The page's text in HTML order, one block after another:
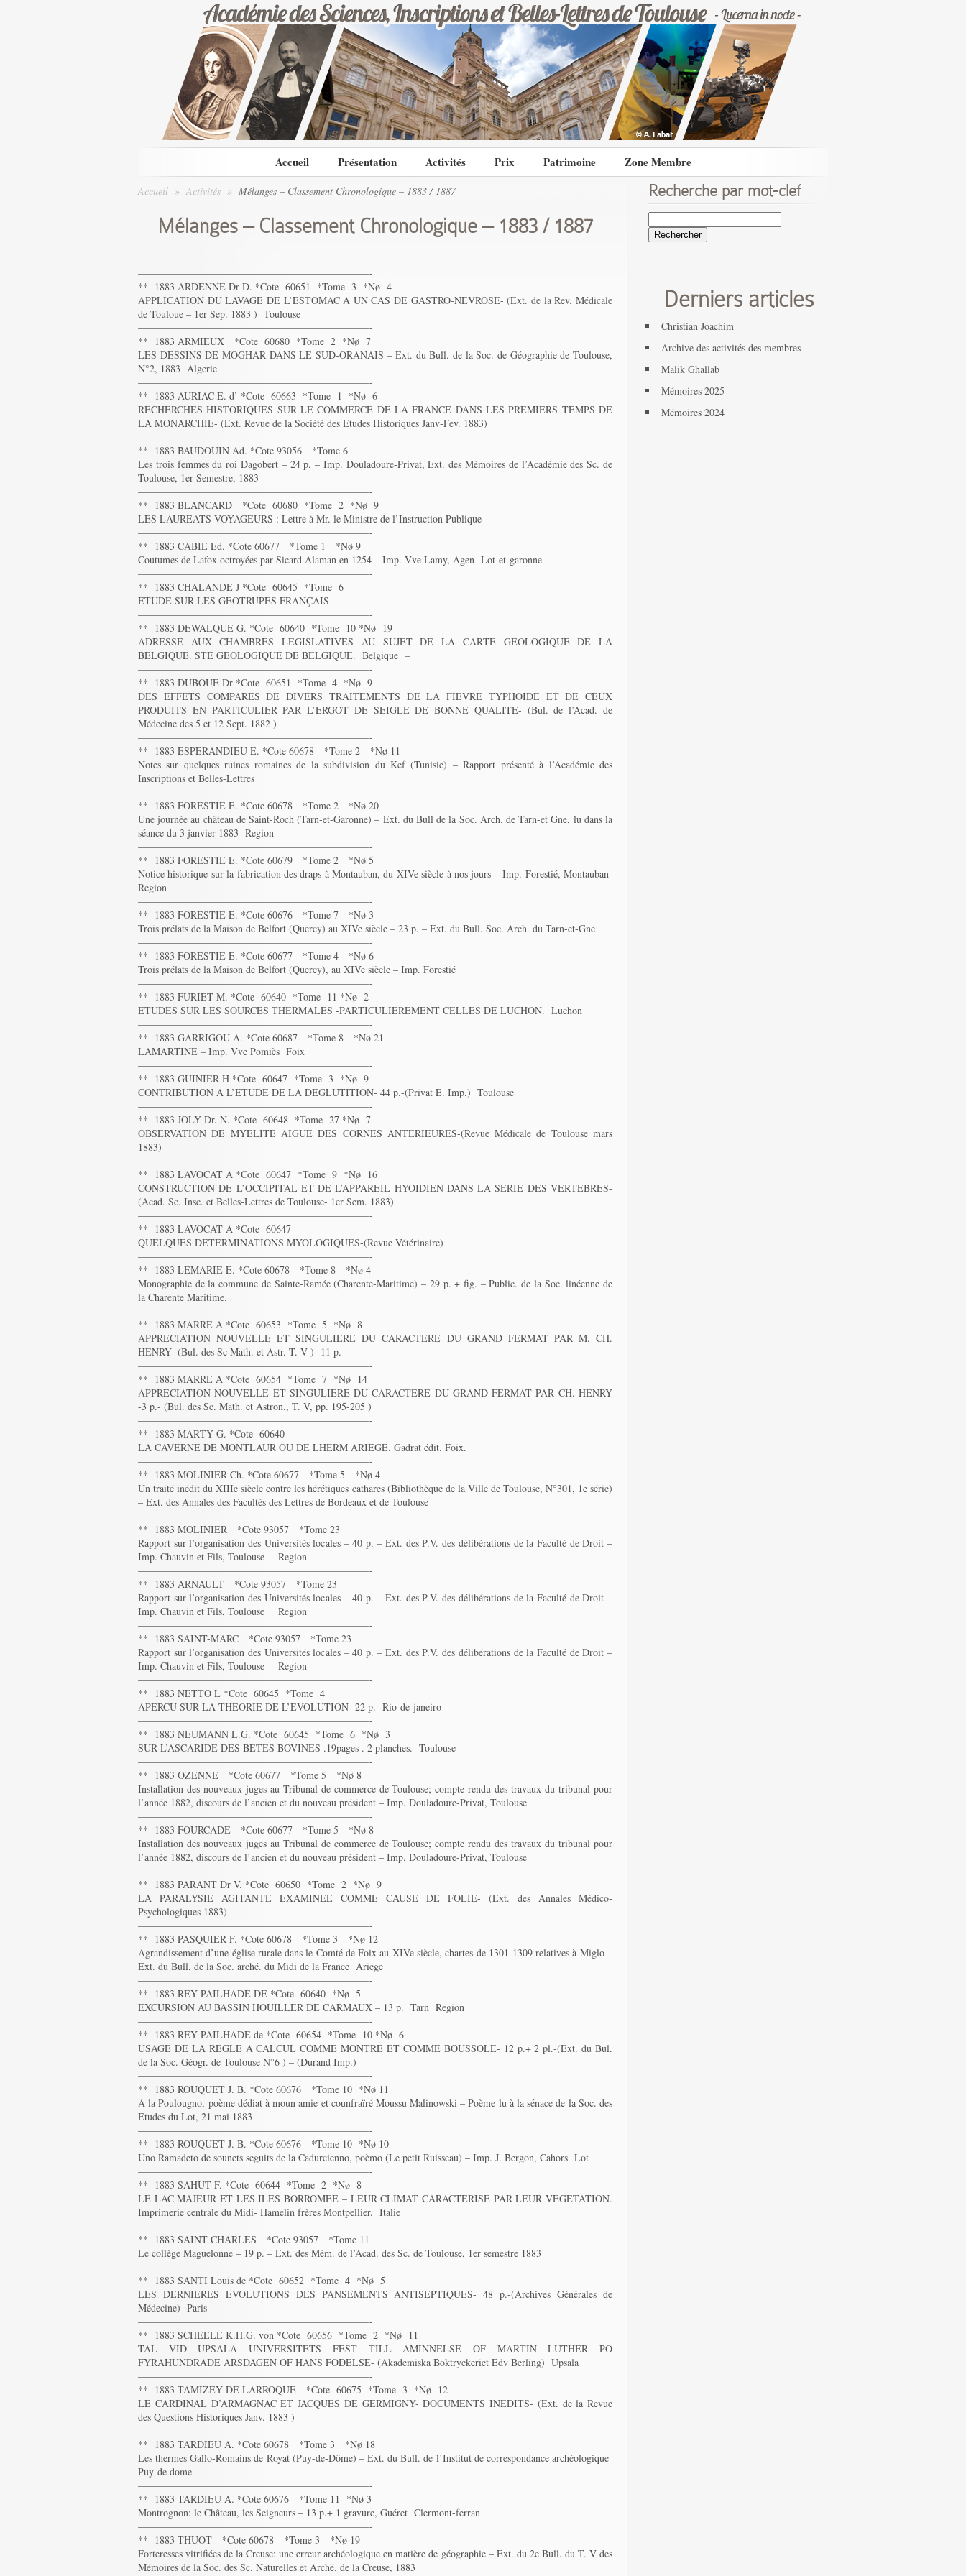
Accueil Présentation Activités Prix Patrimoine Zone Membre
Accueil » Activités » Mélanges – Classement Chronologique – 1883 / 1887
Mélanges – Classement Chronologique – 1883 / 1887
———————————————————————-
** 1883 ARDENNE Dr D. *Cote 60651 *Tome 3 *Nø 4
APPLICATION DU LAVAGE DE L’ESTOMAC A UN CAS DE GASTRO-NEVROSE- (Ext. de la Rev. Médicale
de Touloue – 1er Sep. 1883 ) Toulouse
———————————————————————-
** 1883 ARMIEUX *Cote 60680 *Tome 2 *Nø 7
LES DESSINS DE MOGHAR DANS LE SUD-ORANAIS – Ext. du Bull. de la Soc. de Géographie de Toulouse,
N°2, 1883 Algerie
———————————————————————-
** 1883 AURIAC E. d’ *Cote 60663 *Tome 1 *Nø 6
RECHERCHES HISTORIQUES SUR LE COMMERCE DE LA FRANCE DANS LES PREMIERS TEMPS DE
LA MONARCHIE- (Ext. Revue de la Société des Etudes Historiques Janv-Fev. 1883)
———————————————————————-
** 1883 BAUDOUIN Ad. *Cote 93056 *Tome 6
Les trois femmes du roi Dagobert – 24 p. – Imp. Douladoure-Privat, Ext. des Mémoires de l’Académie des Sc. de
Toulouse, 1er Semestre, 1883
———————————————————————-
** 1883 BLANCARD *Cote 60680 *Tome 2 *Nø 9
LES LAUREATS VOYAGEURS : Lettre à Mr. le Ministre de l’Instruction Publique
———————————————————————-
** 1883 CABIE Ed. *Cote 60677 *Tome 1 *Nø 9
Coutumes de Lafox octroyées par Sicard Alaman en 1254 – Imp. Vve Lamy, Agen Lot-et-garonne
———————————————————————-
** 1883 CHALANDE J *Cote 60645 *Tome 6
ETUDE SUR LES GEOTRUPES FRANÇAIS
———————————————————————-
** 1883 DEWALQUE G. *Cote 60640 *Tome 10 *Nø 19
ADRESSE AUX CHAMBRES LEGISLATIVES AU SUJET DE LA CARTE GEOLOGIQUE DE LA
BELGIQUE. STE GEOLOGIQUE DE BELGIQUE. Belgique –
———————————————————————-
** 1883 DUBOUE Dr *Cote 60651 *Tome 4 *Nø 9
DES EFFETS COMPARES DE DIVERS TRAITEMENTS DE LA FIEVRE TYPHOIDE ET DE CEUX
PRODUITS EN PARTICULIER PAR L’ERGOT DE SEIGLE DE BONNE QUALITE- (Bul. de l’Acad. de
Médecine des 5 et 12 Sept. 1882 )
———————————————————————-
** 1883 ESPERANDIEU E. *Cote 60678 *Tome 2 *Nø 11
Notes sur quelques ruines romaines de la subdivision du Kef (Tunisie) – Rapport présenté à l’Académie des
Inscriptions et Belles-Lettres
———————————————————————-
** 1883 FORESTIE E. *Cote 60678 *Tome 2 *Nø 20
Une journée au château de Saint-Roch (Tarn-et-Garonne) – Ext. du Bull de la Soc. Arch. de Tarn-et Gne, lu dans la
séance du 3 janvier 1883 Region
———————————————————————-
** 1883 FORESTIE E. *Cote 60679 *Tome 2 *Nø 5
Notice historique sur la fabrication des draps à Montauban, du XIVe siècle à nos jours – Imp. Forestié, Montauban
Region
———————————————————————-
** 1883 FORESTIE E. *Cote 60676 *Tome 7 *Nø 3
Trois prélats de la Maison de Belfort (Quercy) au XIVe siècle – 23 p. – Ext. du Bull. Soc. Arch. du Tarn-et-Gne
———————————————————————-
** 1883 FORESTIE E. *Cote 60677 *Tome 4 *Nø 6
Trois prélats de la Maison de Belfort (Quercy), au XIVe siècle – Imp. Forestié
———————————————————————-
** 1883 FURIET M. *Cote 60640 *Tome 11 *Nø 2
ETUDES SUR LES SOURCES THERMALES -PARTICULIEREMENT CELLES DE LUCHON. Luchon
———————————————————————-
** 1883 GARRIGOU A. *Cote 60687 *Tome 8 *Nø 21
LAMARTINE – Imp. Vve Pomiès Foix
———————————————————————-
** 1883 GUINIER H *Cote 60647 *Tome 3 *Nø 9
CONTRIBUTION A L’ETUDE DE LA DEGLUTITION- 44 p.-(Privat E. Imp.) Toulouse
———————————————————————-
** 1883 JOLY Dr. N. *Cote 60648 *Tome 27 *Nø 7
OBSERVATION DE MYELITE AIGUE DES CORNES ANTERIEURES-(Revue Médicale de Toulouse mars
1883)
———————————————————————-
** 1883 LAVOCAT A *Cote 60647 *Tome 9 *Nø 16
CONSTRUCTION DE L’OCCIPITAL ET DE L’APPAREIL HYOIDIEN DANS LA SERIE DES VERTEBRES-
(Acad. Sc. Insc. et Belles-Lettres de Toulouse- 1er Sem. 1883)
———————————————————————-
** 1883 LAVOCAT A *Cote 60647
QUELQUES DETERMINATIONS MYOLOGIQUES-(Revue Vétérinaire)
———————————————————————-
** 1883 LEMARIE E. *Cote 60678 *Tome 8 *Nø 4
Monographie de la commune de Sainte-Ramée (Charente-Maritime) – 29 p. + fig. – Public. de la Soc. linéenne de
la Charente Maritime.
———————————————————————-
** 1883 MARRE A *Cote 60653 *Tome 5 *Nø 8
APPRECIATION NOUVELLE ET SINGULIERE DU CARACTERE DU GRAND FERMAT PAR M. CH.
HENRY- (Bul. des Sc Math. et Astr. T. V )- 11 p.
———————————————————————-
** 1883 MARRE A *Cote 60654 *Tome 7 *Nø 14
APPRECIATION NOUVELLE ET SINGULIERE DU CARACTERE DU GRAND FERMAT PAR CH. HENRY
-3 p.- (Bul. des Sc. Math. et Astron., T. V, pp. 195-205 )
———————————————————————-
** 1883 MARTY G. *Cote 60640
LA CAVERNE DE MONTLAUR OU DE LHERM ARIEGE. Gadrat édit. Foix.
———————————————————————-
** 1883 MOLINIER Ch. *Cote 60677 *Tome 5 *Nø 4
Un traité inédit du XIIIe siècle contre les hérétiques cathares (Bibliothèque de la Ville de Toulouse, N°301, 1e série)
– Ext. des Annales des Facultés des Lettres de Bordeaux et de Toulouse
———————————————————————-
** 1883 MOLINIER *Cote 93057 *Tome 23
Rapport sur l’organisation des Universités locales – 40 p. – Ext. des P.V. des délibérations de la Faculté de Droit –
Imp. Chauvin et Fils, Toulouse Region
———————————————————————-
** 1883 ARNAULT *Cote 93057 *Tome 23
Rapport sur l’organisation des Universités locales – 40 p. – Ext. des P.V. des délibérations de la Faculté de Droit –
Imp. Chauvin et Fils, Toulouse Region
———————————————————————-
** 1883 SAINT-MARC *Cote 93057 *Tome 23
Rapport sur l’organisation des Universités locales – 40 p. – Ext. des P.V. des délibérations de la Faculté de Droit –
Imp. Chauvin et Fils, Toulouse Region
———————————————————————-
** 1883 NETTO L *Cote 60645 *Tome 4
APERCU SUR LA THEORIE DE L’EVOLUTION- 22 p. Rio-de-janeiro
———————————————————————-
** 1883 NEUMANN L.G. *Cote 60645 *Tome 6 *Nø 3
SUR L’ASCARIDE DES BETES BOVINES .19pages . 2 planches. Toulouse
———————————————————————-
** 1883 OZENNE *Cote 60677 *Tome 5 *Nø 8
Installation des nouveaux juges au Tribunal de commerce de Toulouse; compte rendu des travaux du tribunal pour
l’année 1882, discours de l’ancien et du nouveau président – Imp. Douladoure-Privat, Toulouse
———————————————————————-
** 1883 FOURCADE *Cote 60677 *Tome 5 *Nø 8
Installation des nouveaux juges au Tribunal de commerce de Toulouse; compte rendu des travaux du tribunal pour
l’année 1882, discours de l’ancien et du nouveau président – Imp. Douladoure-Privat, Toulouse
———————————————————————-
** 1883 PARANT Dr V. *Cote 60650 *Tome 2 *Nø 9
LA PARALYSIE AGITANTE EXAMINEE COMME CAUSE DE FOLIE- (Ext. des Annales Médico-
Psychologiques 1883)
———————————————————————-
** 1883 PASQUIER F. *Cote 60678 *Tome 3 *Nø 12
Agrandissement d’une église rurale dans le Comté de Foix au XIVe siècle, chartes de 1301-1309 relatives à Miglo –
Ext. du Bull. de la Soc. arché. du Midi de la France Ariege
———————————————————————-
** 1883 REY-PAILHADE DE *Cote 60640 *Nø 5
EXCURSION AU BASSIN HOUILLER DE CARMAUX – 13 p. Tarn Region
———————————————————————-
** 1883 REY-PAILHADE de *Cote 60654 *Tome 10 *Nø 6
USAGE DE LA REGLE A CALCUL COMME MONTRE ET COMME BOUSSOLE- 12 p.+ 2 pl.-(Ext. du Bul.
de la Soc. Géogr. de Toulouse N°6 ) – (Durand Imp.)
———————————————————————-
** 1883 ROUQUET J. B. *Cote 60676 *Tome 10 *Nø 11
A la Poulougno, poème dédiat à moun amie et counfraïré Moussu Malinowski – Poème lu à la sénace de la Soc. des
Etudes du Lot, 21 mai 1883
———————————————————————-
** 1883 ROUQUET J. B. *Cote 60676 *Tome 10 *Nø 10
Uno Ramadeto de sounets seguits de la Cadurcienno, poèmo (Le petit Ruisseau) – Imp. J. Bergon, Cahors Lot
———————————————————————-
** 1883 SAHUT F. *Cote 60644 *Tome 2 *Nø 8
LE LAC MAJEUR ET LES ILES BORROMEE – LEUR CLIMAT CARACTERISE PAR LEUR VEGETATION.
Imprimerie centrale du Midi- Hamelin frères Montpellier. Italie
———————————————————————-
** 1883 SAINT CHARLES *Cote 93057 *Tome 11
Le collège Maguelonne – 19 p. – Ext. des Mém. de l’Acad. des Sc. de Toulouse, 1er semestre 1883
———————————————————————-
** 1883 SANTI Louis de *Cote 60652 *Tome 4 *Nø 5
LES DERNIERES EVOLUTIONS DES PANSEMENTS ANTISEPTIQUES- 48 p.-(Archives Générales de
Médecine) Paris
———————————————————————-
** 1883 SCHEELE K.H.G. von *Cote 60656 *Tome 2 *Nø 11
TAL VID UPSALA UNIVERSITETS FEST TILL AMINNELSE OF MARTIN LUTHER PO
FYRAHUNDRADE ARSDAGEN OF HANS FODELSE- (Akademiska Boktryckeriet Edv Berling) Upsala
———————————————————————-
** 1883 TAMIZEY DE LARROQUE *Cote 60675 *Tome 3 *Nø 12
LE CARDINAL D’ARMAGNAC ET JACQUES DE GERMIGNY- DOCUMENTS INEDITS- (Ext. de la Revue
des Questions Historiques Janv. 1883 )
———————————————————————-
** 1883 TARDIEU A. *Cote 60678 *Tome 3 *Nø 18
Les thermes Gallo-Romains de Royat (Puy-de-Dôme) – Ext. du Bull. de l’Institut de correspondance archéologique
Puy-de dome
———————————————————————-
** 1883 TARDIEU A. *Cote 60676 *Tome 11 *Nø 3
Montrognon: le Château, les Seigneurs – 13 p.+ 1 gravure, Guéret Clermont-ferran
———————————————————————-
** 1883 THUOT *Cote 60678 *Tome 3 *Nø 19
Forteresses vitrifiées de la Creuse: une erreur archéologique en matière de géographie – Ext. du 2e Bull. du T. V des
Mémoires de la Soc. des Sc. Naturelles et Arché. de la Creuse, 1883
Recherche par mot-clef
Derniers articles
Christian Joachim
Archive des activités des membres
Malik Ghallab
Mémoires 2025
Mémoires 2024